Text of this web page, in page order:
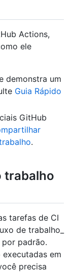
Actions,
ele
demonstra um
Guia Rápido
GitHub
.
trabalho
tarefas de CI
de trabalho_
padrão.
executadas em
precisa